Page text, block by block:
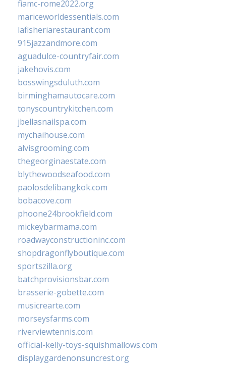
fiamc-rome2022.org
mariceworldessentials.com
lafisheriarestaurant.com
915jazzandmore.com
aguadulce-countryfair.com
jakehovis.com
bosswingsduluth.com
birminghamautocare.com
tonyscountrykitchen.com
jbellasnailspa.com
mychaihouse.com
alvisgrooming.com
thegeorginaestate.com
blythewoodseafood.com
paolosdelibangkok.com
bobacove.com
phoone24brookfield.com
mickeybarmama.com
roadwayconstructioninc.com
shopdragonflyboutique.com
sportszilla.org
batchprovisionsbar.com
brasserie-gobette.com
musicrearte.com
morseysfarms.com
riverviewtennis.com
official-kelly-toys-squishmallows.com
displaygardenonsuncrest.org